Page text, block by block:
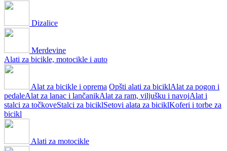
Dizalice
Merdevine
Alati za bicikle, motocikle i auto
Alat za bicikle i oprema Opšti alati za biciklAlat za pogon i
pedaleAlat za lanac i lančanikAlat za ram, viljušku i navojAlat i
stalci za točkoveStalci za biciklSetovi alata za biciklKoferi i torbe za
bicikl
Alati za motocikle